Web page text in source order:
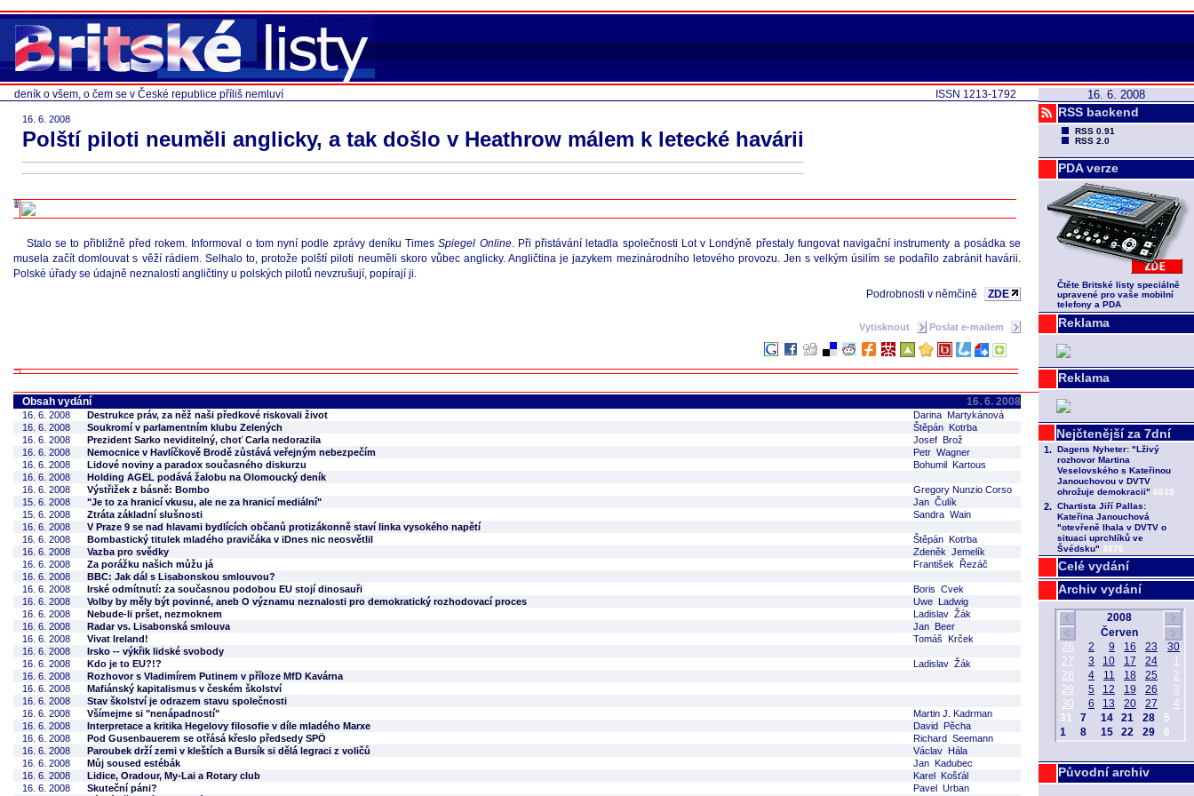
16. 6. 2008
RSS backend
RSS 0.91
RSS 2.0
PDA verze
Čtěte Britské listy speciálně
upravené pro vaše mobilní
telefony a PDA
Reklama
Reklama
Celé vydání
Archiv vydání
Původní archiv
ISSN 1213-1792
deník o všem, o čem se v České republice příliš nemluví
16. 6. 2008
Polští piloti neuměli anglicky, a tak došlo v Heathrow málem k letecké havárii
Stalo se to přibližně před rokem. Informoval o tom nyní podle zprávy deníku TimesSpiegel Online. Při přistávání letadla společnosti Lot v Londýně přestaly fungovat navigační instrumenty a posádka se
musela začít domlouvat s věží rádiem. Selhalo to, protože polští piloti neuměli skoro vůbec anglicky. Angličtina je jazykem mezinárodního letového provozu. Jen s velkým úsilím se podařilo zabránit havárii.
Polské úřady se údajně neznalostí angličtiny u polských pilotů nevzrušují, popírají ji.
Podrobnosti v němčině
ZDE
Vytisknout Poslat e-mailem
Obsah vydání 16. 6. 2008
16. 6. 2008 Destrukce práv, za něž naši předkové riskovali život
Darina Martykánová
16. 6. 2008
Soukromí v parlamentním klubu Zelených
Štěpán Kotrba
16. 6. 2008
Prezident Sarko neviditelný, choť Carla nedorazila
Josef Brož
16. 6. 2008
Nemocnice v Havlíčkově Brodě zůstává veřejným nebezpečím
Petr Wagner
16. 6. 2008
Lidové noviny a paradox současného diskurzu
Bohumil Kartous
16. 6. 2008
Holding AGEL podává žalobu na Olomoucký deník
16. 6. 2008
Výstřižek z básně: Bombo
Gregory Nunzio Corso
15. 6. 2008
"Je to za hranicí vkusu, ale ne za hranicí mediální"
Jan Čulík
15. 6. 2008
Ztráta základní slušnosti
Sandra Wain
16. 6. 2008
V Praze 9 se nad hlavami bydlících občanů protizákonně staví linka vysokého napětí
16. 6. 2008
Bombastický titulek mladého pravičáka v iDnes nic neosvětlil
Štěpán Kotrba
16. 6. 2008
Vazba pro svědky
Zdeněk Jemelík
16. 6. 2008
Za porážku našich můžu já
František Řezáč
16. 6. 2008
BBC: Jak dál s Lisabonskou smlouvou?
16. 6. 2008
Irské odmítnutí: za současnou podobou EU stojí dinosauři
Boris Cvek
16. 6. 2008
Volby by měly být povinné, aneb O významu neznalosti pro demokratický rozhodovací proces
Uwe Ladwig
16. 6. 2008
Nebude-li pršet, nezmoknem
Ladislav Žák
16. 6. 2008
Radar vs. Lisabonská smlouva
Jan Beer
16. 6. 2008
Vivat Ireland!
Tomáš Krček
16. 6. 2008
Irsko -- výkřik lidské svobody
16. 6. 2008
Kdo je to EU?!?
Ladislav Žák
16. 6. 2008
Rozhovor s Vladimírem Putinem v příloze MfD Kavárna
16. 6. 2008
Mafiánský kapitalismus v českém školství
16. 6. 2008
Stav školství je odrazem stavu společnosti
16. 6. 2008
Všímejme si "nenápadností"
Martin J. Kadrman
16. 6. 2008
Interpretace a kritika Hegelovy filosofie v díle mladého Marxe
David Pěcha
16. 6. 2008
Pod Gusenbauerem se otřásá křeslo předsedy SPÖ
Richard Seemann
16. 6. 2008
Paroubek drží zemi v kleštích a Bursík si dělá legraci z voličů
Václav Hála
16. 6. 2008
Můj soused estébák
Jan Kadubec
16. 6. 2008
Lidice, Oradour, My-Lai a Rotary club
Karel Košťál
16. 6. 2008
Skuteční páni?
Pavel Urban